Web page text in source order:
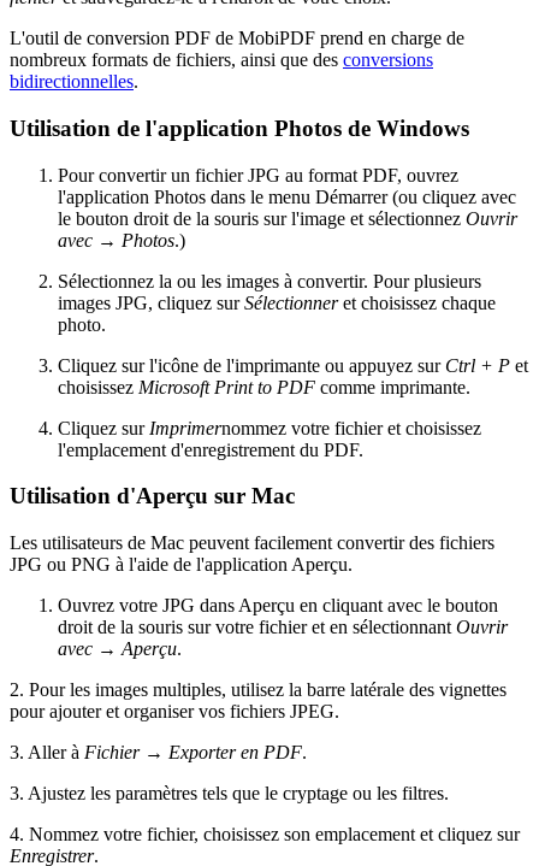
L'outil de conversion PDF de MobiPDF prend en charge de
nombreux formats de fichiers, ainsi que des conversions
bidirectionnelles.
Utilisation de l'application Photos de Windows
Pour convertir un fichier JPG au format PDF, ouvrez
l'application Photos dans le menu Démarrer (ou cliquez avec
le bouton droit de la souris sur l'image et sélectionnez Ouvrir
avec → Photos.)
Sélectionnez la ou les images à convertir. Pour plusieurs
images JPG, cliquez surSélectionneret choisissez chaque
photo.
Cliquez sur l'icône de l'imprimante ou appuyez sur Ctrl + P et
choisissez Microsoft Print to PDF comme imprimante.
Cliquez sur Imprimernommez votre fichier et choisissez
l'emplacement d'enregistrement du PDF.
Utilisation d'Aperçu sur Mac
Les utilisateurs de Mac peuvent facilement convertir des fichiers
JPG ou PNG à l'aide de l'application Aperçu.
Ouvrez votre JPG dans Aperçu en cliquant avec le bouton
droit de la souris sur votre fichier et en sélectionnant Ouvrir
avec → Aperçu.
2. Pour les images multiples, utilisez la barre latérale des vignettes
pour ajouter et organiser vos fichiers JPEG.
3. Aller à Fichier → Exporter en PDF.
3. Ajustez les paramètres tels que le cryptage ou les filtres.
4. Nommez votre fichier, choisissez son emplacement et cliquez sur
Enregistrer.